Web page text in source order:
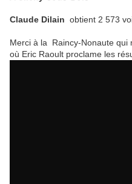
Claude Dilain obtient 2 573
Merci à la Raincy-Nonaute qui
où Eric Raoult proclame les